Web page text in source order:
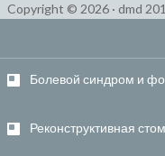
Copyright © 2026 · dmd
Болевой синдром и
Реконструктивная